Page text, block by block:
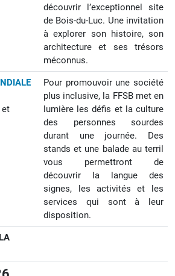
découvrir l’exceptionnel site
de Bois-du-Luc. Une invitation
à explorer son histoire, son
architecture et ses trésors
méconnus.
et
Pour promouvoir une société
plus inclusive, la FFSB met en
lumière les défis et la culture
des personnes sourdes
durant une journée. Des
stands et une balade au terril
vous permettront de
découvrir la langue des
signes, les activités et les
services qui sont à leur
disposition.